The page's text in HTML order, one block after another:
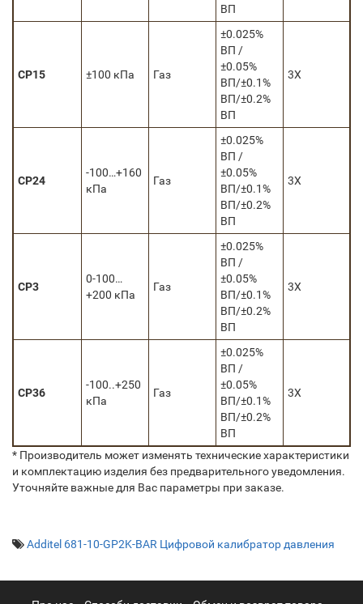
ВП
CP15 ±100 кПа Газ
±0.025%
ВП /
±0.05%
ВП/±0.1%
ВП/±0.2%
ВП
3Х
CP24
-100…+160
кПа
Газ
±0.025%
ВП /
±0.05%
ВП/±0.1%
ВП/±0.2%
ВП
3Х
CP3
0-100…
+200 кПа
Газ
±0.025%
ВП /
±0.05%
ВП/±0.1%
ВП/±0.2%
ВП
3Х
CP36
-100..+250
кПа
Газ
±0.025%
ВП /
±0.05%
ВП/±0.1%
ВП/±0.2%
ВП
3Х
* Производитель может изменять технические характеристики
и комплектацию изделия без предварительного уведомления.
Уточняйте важные для Вас параметры при заказе.
Additel 681-10-GP2K-BAR Цифровой калибратор давления